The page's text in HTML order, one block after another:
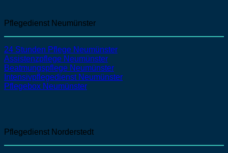
Pflegedienst Neumünster
24 Stunden Pflege Neumünster
Assistenzpflege Neumünster
Beatmungspflege Neumünster
Intensivpflegedienst Neumünster
Pflegebox Neumünster
Pflegedienst Norderstedt